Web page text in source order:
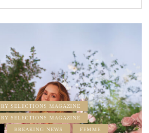
SELECTIONS MAGAZINE
SELECTIONS MAGAZINE
BREAKING NEWS
FEMME